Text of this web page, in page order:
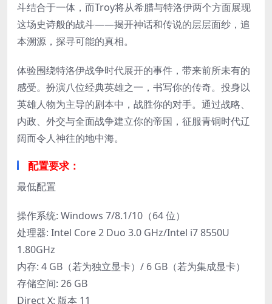
斗结合于一体，而Troy将从希腊与特洛伊两个方面展现
这场史诗般的战斗——揭开神话和传说的层层面纱，追
本溯源，探寻可能的真相。
体验围绕特洛伊战争时代展开的事件，带来前所未有的
感受。扮演八位经典英雄之一，书写你的传奇。投身以
英雄人物为主导的剧本中，战胜你的对手。通过战略、
内政、外交与全面战争建立你的帝国，征服青铜时代辽
阔而令人神往的地中海。
配置要求：
最低配置
操作系统: Windows 7/8.1/10（64 位）
处理器: Intel Core 2 Duo 3.0 GHz/Intel i7 8550U
1.80GHz
内存: 4 GB（若为独立显卡）/ 6 GB（若为集成显卡）
存储空间: 26 GB
Direct X: 版本 11